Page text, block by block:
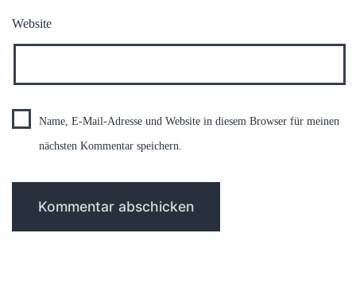
Website
Name, E-Mail-Adresse und Website in diesem Browser für meinen
nächsten Kommentar speichern.